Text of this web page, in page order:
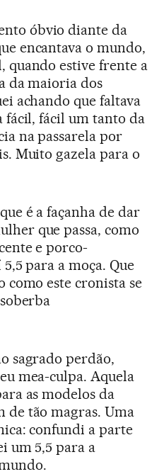
óbvio diante da
encantava o mundo,
quando estive frente a
da maioria dos
achando que faltava
fácil, fácil um tanto da
na passarela por
Muito gazela para o
é a façanha de dar
que passa, como
e porco-
para a moça. Que
como este cronista se
sagrado perdão,
mea-culpa. Aquela
as modelos da
de tão magras. Uma
confundi a parte
um 5,5 para a